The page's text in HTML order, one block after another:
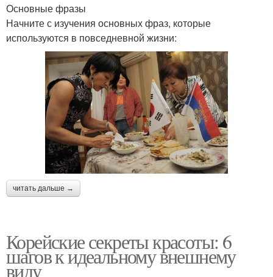
Основные фразы
Начните с изучения основных фраз, которые
используются в повседневной жизни:
читать дальше →
Корейские секреты красоты: 6
шагов к идеальному внешнему
виду